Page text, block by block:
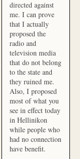
directed against
me. I can prove
that I actually
proposed the
radio and
television media
that do not belong
to the state and
they ruined me.
Also, I proposed
most of what you
see in effect today
in Hellinikon
while people who
had no connection
have benefit.